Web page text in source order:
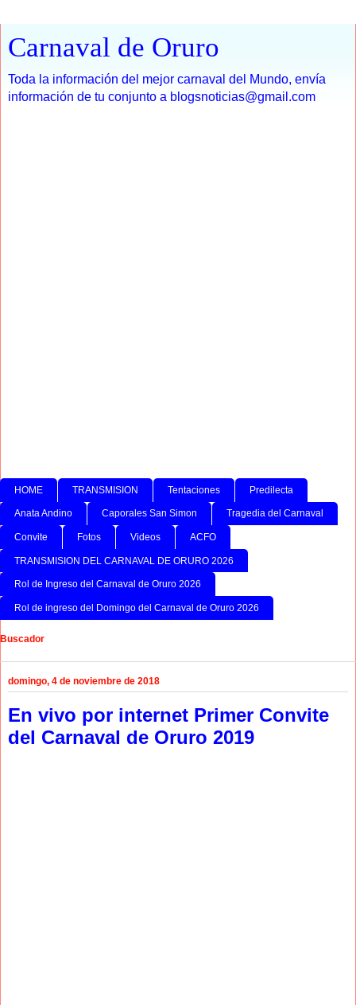
Carnaval de Oruro
Toda la información del mejor carnaval del Mundo, envía
información de tu conjunto a blogsnoticias@gmail.com
HOME TRANSMISION Tentaciones Predilecta
Anata Andino Caporales San Simon Tragedia del Carnaval
Convite Fotos Videos ACFO
TRANSMISION DEL CARNAVAL DE ORURO 2026
Rol de Ingreso del Carnaval de Oruro 2026
Rol de ingreso del Domingo del Carnaval de Oruro 2026
Buscador
domingo, 4 de noviembre de 2018
En vivo por internet Primer Convite
del Carnaval de Oruro 2019